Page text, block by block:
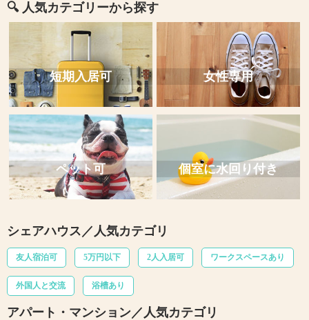
🔍 人気カテゴリーから探す
短期入居可 女性専用
ペット可 個室に水回り付き
シェアハウス／人気カテゴリ
友人宿泊可 5万円以下 2人入居可 ワークスペースあり
外国人と交流 浴槽あり
アパート・マンション／人気カテゴリ